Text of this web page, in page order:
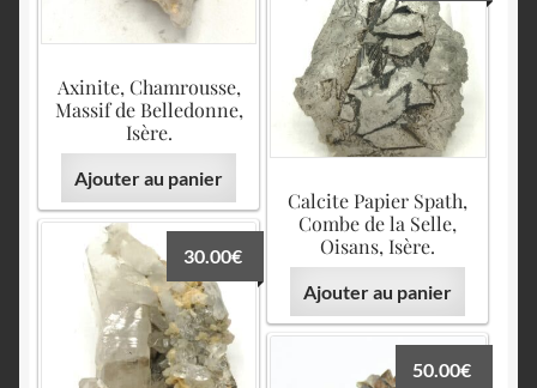
Axinite, Chamrousse,
Massif de Belledonne,
Isère.
Ajouter au panier
Calcite Papier Spath,
Combe de la Selle,
Oisans, Isère.
Ajouter au panier
30.00€
50.00€